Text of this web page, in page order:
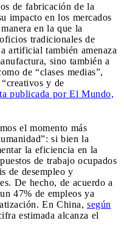
de fabricación de la
impacto en los mercados
en la que la
tradicionales de
artificial también amenaza
sino también a
de “clases medias”,
y de
publicada por El Mundo,
el momento más
si bien la
la eficiencia en la
de trabajo ocupados
de desempleo y
De hecho, de acuerdo a
47% de empleos ya
En China, según
estimada alcanza el